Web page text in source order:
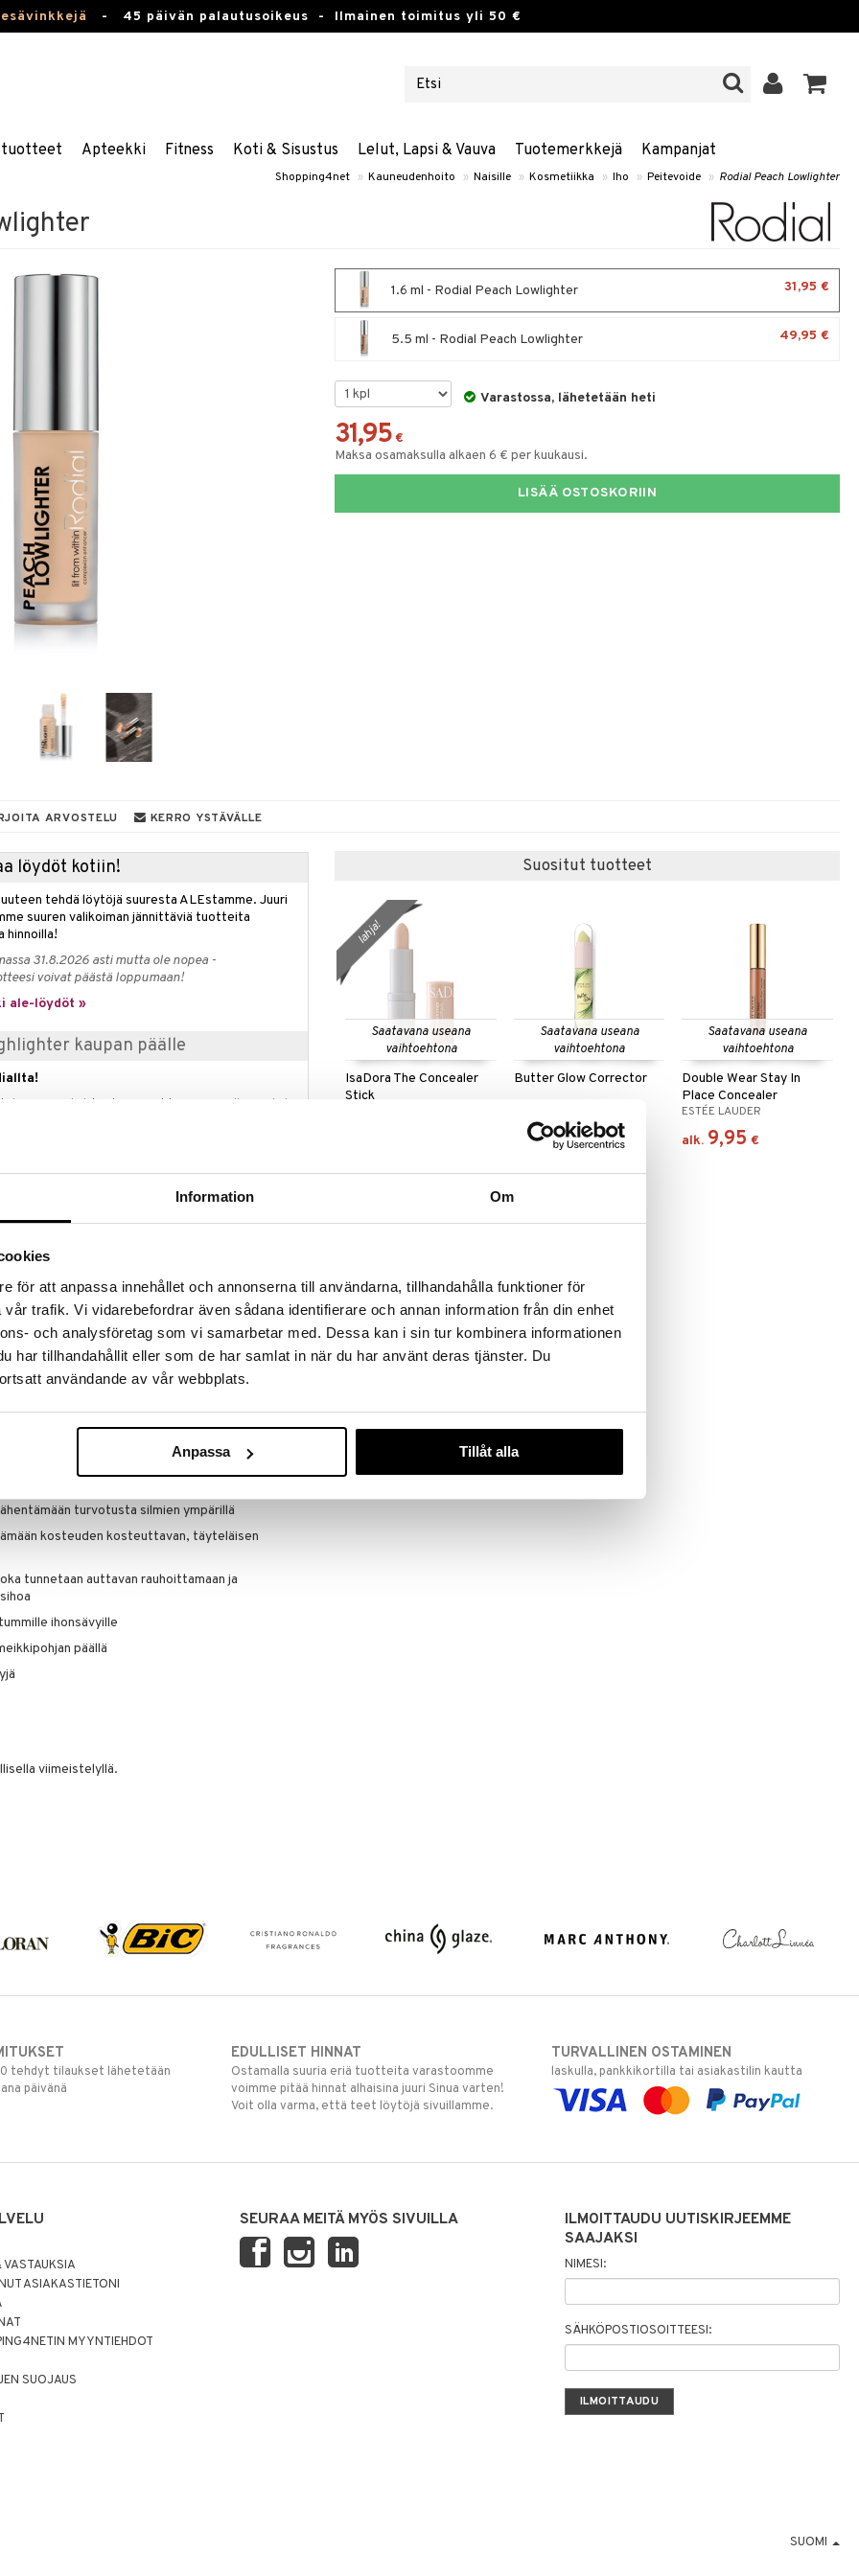
Information Om
för att anpassa innehållet och annonserna till användarna, tillhandahålla funktioner för
trafik. Vi vidarebefordrar även sådana identifierare och annan information från din enhet
och analysföretag som vi samarbetar med. Dessa kan i sin tur kombinera informationen
har tillhandahållit eller som de har samlat in när du har använt deras tjänster. Du
användande av vår webbplats.
Anpassa Tillåt alla
- 45 päivän palautusoikeus - Ilmainen toimitus yli 50 €
Apteekki Fitness Koti & Sisustus Lelut, Lapsi & Vauva Tuotemerkkejä Kampanjat
Shopping4net » Kauneudenhoito » Naisille » Kosmetiikka » Iho » Peitevoide » Rodial Peach Lowlighter
1.6 ml - Rodial Peach Lowlighter 31,95 €
5.5 ml - Rodial Peach Lowlighter 49,95 €
Varastossa, lähetetään heti
31,95 €
Maksa osamaksulla alkaen 6 € per kuukausi.
LISÄÄ OSTOSKORIIN
ARVOSTELU KERRO YSTÄVÄLLE
löydöt kotiin!
tehdä löytöjä suuresta ALEstamme. Juuri
suuren valikoiman jännittäviä tuotteita
hinnoilla!
31.8.2026 asti mutta ole nopea -
voivat päästä loppumaan!
ale-löydöt »
kaupan päälle
tahansa Rodial-tuote ja saat kaupan päälle Rodial
Hehku Keskivaaleille ja Tummille Ihonsävyille
Lowlighterilla, joka antaa pehmeän korostuksen
tasaisemman ihon saavuttamiseksi.
innoittamana Peach Lowlighterissa on
uudella persikan sävyllä, joka täydentää
ihonsävyn parantaja auttaa korjaamaan
kuin Banana Lowlighter.
käyttää yksinään tai ylimääräisenä korostuksena
Se antaa sileän, "ei meikkiä" meikkilookin ja
turvotusta silmien ympärillä
kosteuden kosteuttavan, täyteläisen
tunnetaan auttavan rauhoittamaan ja
ihonsävyille
päällä
viimeistelyllä.
Suositut tuotteet
Saatavana useana
vaihtoehtona
IsaDora The Concealer
Stick
lahja!
Saatavana useana
vaihtoehtona
Butter Glow Corrector
16,96 €
Saatavana useana
vaihtoehtona
Double Wear Stay In
Place Concealer
ESTÉE LAUDER
alk. 9,95 €
Saatavana useana
vaihtoehtona
Dr Hauschka Cover Stick
21,95 €
tehdyt tilaukset lähetetään
päivänä
EDULLISET HINNAT
Ostamalla suuria eriä tuotteita varastoomme
voimme pitää hinnat alhaisina juuri Sinua varten!
Voit olla varma, että teet löytöjä sivuillamme.
TURVALLINEN OSTAMINEN
laskulla, pankkikortilla tai asiakastilin kautta
ASIAKASTIETONI
MYYNTIEHDOT
SUOJAUS
SEURAA MEITÄ MYÖS SIVUILLA
ILMOITTAUDU UUTISKIRJEEMME
SAAJAKSI
NIMESI:
SÄHKÖPOSTIOSOITTEESI:
SUOMI